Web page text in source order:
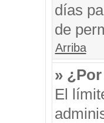
días
de
Arriba
»
El